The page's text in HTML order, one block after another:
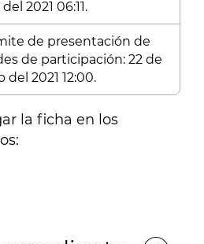
2021 06:11.
de presentación de
de participación: 22 de
del 2021 12:00.
la ficha en los